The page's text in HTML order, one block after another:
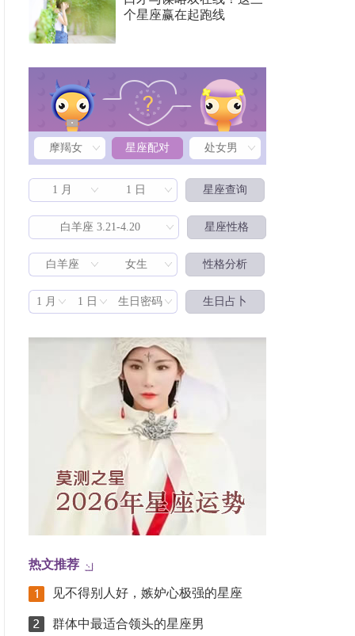
个星座赢在起跑线
星座配对
摩羯女 星座配对 处女男
1 月 1 日 星座查询
白羊座 3.21-4.20 星座性格
白羊座 女生 性格分析
1 月 1 日 生日密码 生日占卜
热文推荐
见不得别人好，嫉妒心极强的星座
群体中最适合领头的星座男